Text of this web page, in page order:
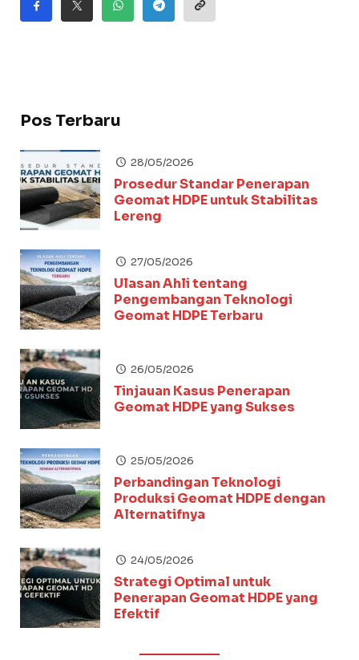
Pos Terbaru
28/05/2026
Prosedur Standar Penerapan
Geomat HDPE untuk Stabilitas
Lereng
27/05/2026
Ulasan Ahli tentang
Pengembangan Teknologi
Geomat HDPE Terbaru
26/05/2026
Tinjauan Kasus Penerapan
Geomat HDPE yang Sukses
25/05/2026
Perbandingan Teknologi
Produksi Geomat HDPE dengan
Alternatifnya
24/05/2026
Strategi Optimal untuk
Penerapan Geomat HDPE yang
Efektif